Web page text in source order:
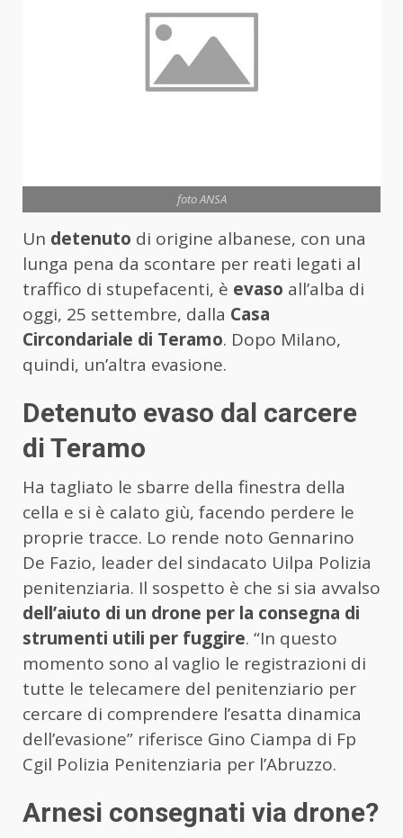
foto ANSA
Un detenuto di origine albanese, con una
lunga pena da scontare per reati legati al
traffico di stupefacenti, è evaso all’alba di
oggi, 25 settembre, dalla Casa
Circondariale di Teramo. Dopo Milano,
quindi, un’altra evasione.
Detenuto evaso dal carcere
di Teramo
Ha tagliato le sbarre della finestra della
cella e si è calato giù, facendo perdere le
proprie tracce. Lo rende noto Gennarino
De Fazio, leader del sindacato Uilpa Polizia
penitenziaria. Il sospetto è che si sia avvalso
dell’aiuto di un drone per la consegna di
strumenti utili per fuggire. “In questo
momento sono al vaglio le registrazioni di
tutte le telecamere del penitenziario per
cercare di comprendere l’esatta dinamica
dell’evasione” riferisce Gino Ciampa di Fp
Cgil Polizia Penitenziaria per l’Abruzzo.
Arnesi consegnati via drone?